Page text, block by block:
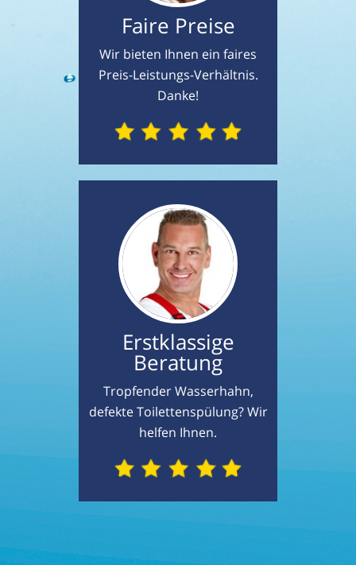
Faire Preise
Wir bieten Ihnen ein faires
Preis-Leistungs-Verhältnis.
Danke!
Erstklassige
Beratung
Tropfender Wasserhahn,
defekte Toilettenspülung? Wir
helfen Ihnen.